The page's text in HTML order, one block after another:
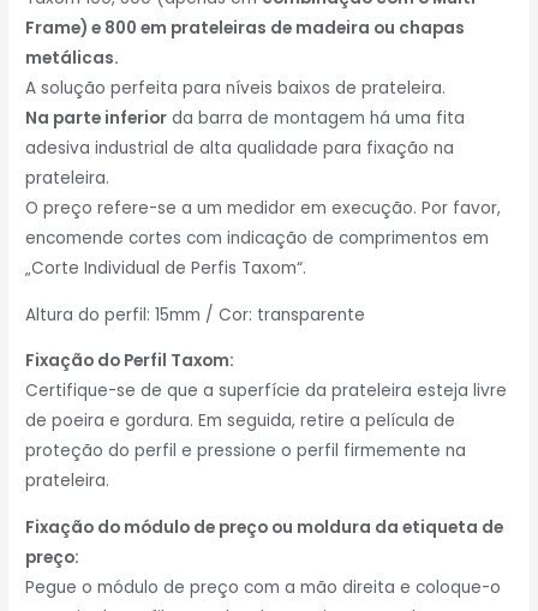
Frame) e 800 em prateleiras de madeira ou chapas
metálicas.
A solução perfeita para níveis baixos de prateleira.
Na parte inferior da barra de montagem há uma fita
adesiva industrial de alta qualidade para fixação na
prateleira.
O preço refere-se a um medidor em execução. Por favor,
encomende cortes com indicação de comprimentos em
„Corte Individual de Perfis Taxom“.
Altura do perfil: 15mm / Cor: transparente
Fixação do Perfil Taxom:
Certifique-se de que a superfície da prateleira esteja livre
de poeira e gordura. Em seguida, retire a película de
proteção do perfil e pressione o perfil firmemente na
prateleira.
Fixação do módulo de preço ou moldura da etiqueta de
preço:
Pegue o módulo de preço com a mão direita e coloque-o